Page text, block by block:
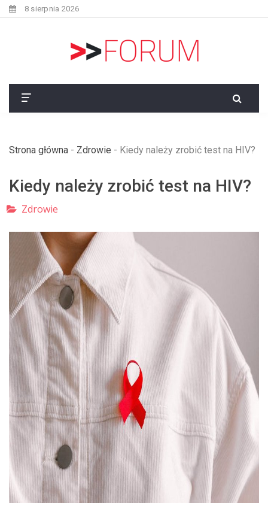
8 sierpnia 2026
Strona główna - Zdrowie - Kiedy należy zrobić test na HIV?
Kiedy należy zrobić test na HIV?
Zdrowie